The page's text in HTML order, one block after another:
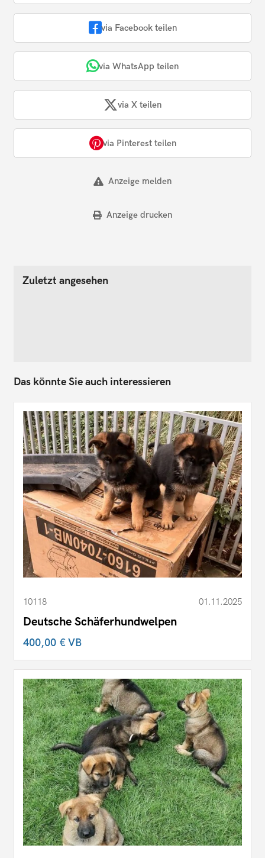
via Facebook teilen
via WhatsApp teilen
via X teilen
via Pinterest teilen
Anzeige melden
Anzeige drucken
Zuletzt angesehen
Das könnte Sie auch interessieren
10118 01.11.2025
Deutsche Schäferhundwelpen
400,00 €VB